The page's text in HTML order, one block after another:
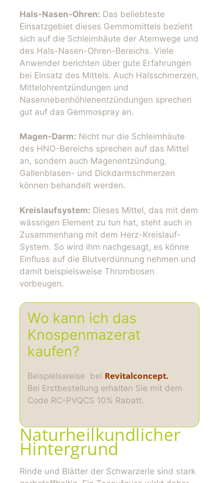
Hals-Nasen-Ohren: Das beliebteste
Einsatzgebiet dieses Gemmomittels bezieht
sich auf die Schleimhäute der Atemwege und
des Hals-Nasen-Ohren-Bereichs. Viele
Anwender berichten über gute Erfahrungen
bei Einsatz des Mittels. Auch Halsschmerzen,
Mittelohrentzündungen und
Nasennebenhöhlenentzündungen sprechen
gut auf das Gemmospray an.
Magen-Darm: Nicht nur die Schleimhäute
des HNO-Bereichs sprechen auf das Mittel
an, sondern auch Magenentzündung,
Gallenblasen- und Dickdarmschmerzen
können behandelt werden.
Kreislaufsystem: Dieses Mittel, das mit dem
wässrigen Element zu tun hat, steht auch in
Zusammenhang mit dem Herz-Kreislauf-
System. So wird ihm nachgesagt, es könne
Einfluss auf die Blutverdünnung nehmen und
damit beispielsweise Thrombosen
vorbeugen.
Wo kann ich das
Knospenmazerat
kaufen?
Beispielsweise bei Revitalconcept.
Bei Erstbestellung erhalten Sie mit dem
Code RC-PVQCS 10% Rabatt.
Naturheilkundlicher
Hintergrund
Rinde und Blätter der Schwarzerle sind stark